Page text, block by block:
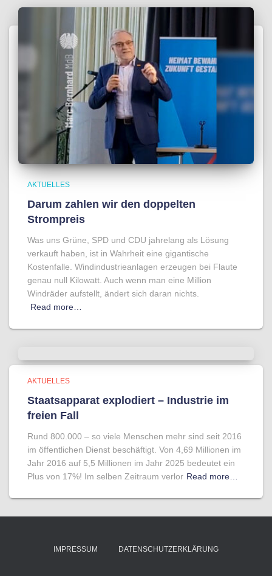
AKTUELLES
Darum zahlen wir den doppelten
Strompreis
Was uns Grüne, SPD und CDU jahrelang als Lösung
verkauft haben, ist in Wahrheit eine gigantische
Kostenfalle. Windindustrieanlagen erzeugen bei Flaute
genau null Kilowatt. Auch wenn man eine Million
Windräder aufstellt, ändert sich daran nichts.
Read more…
AKTUELLES
Staatsapparat explodiert – Industrie im
freien Fall
Rund 800.000 – so viele Menschen mehr sind seit 2016
im öffentlichen Dienst beschäftigt. Von 4,69 Millionen im
Jahr 2016 auf 5,5 Millionen im Jahr 2025 bedeutet ein
Plus von 17%! Im selben Zeitraum verlor Read more…
IMPRESSUM DATENSCHUTZERKLÄRUNG